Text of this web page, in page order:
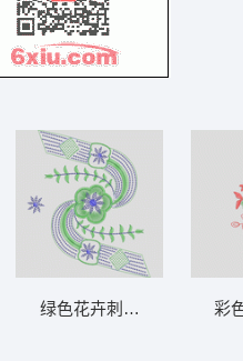
花条绿色花卉刺绣图案设计 亮
彩